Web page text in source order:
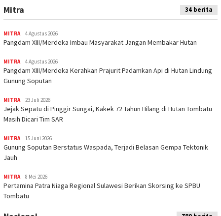
Mitra 34 berita
MITRA 4 Agustus 2026
Pangdam XIII/Merdeka Imbau Masyarakat Jangan Membakar Hutan
MITRA 4 Agustus 2026
Pangdam XIII/Merdeka Kerahkan Prajurit Padamkan Api di Hutan Lindung
Gunung Soputan
MITRA 23 Juli 2026
Jejak Sepatu di Pinggir Sungai, Kakek 72 Tahun Hilang di Hutan Tombatu
Masih Dicari Tim SAR
MITRA 15 Juni 2026
Gunung Soputan Berstatus Waspada, Terjadi Belasan Gempa Tektonik
Jauh
MITRA 8 Mei 2026
Pertamina Patra Niaga Regional Sulawesi Berikan Skorsing ke SPBU
Tombatu